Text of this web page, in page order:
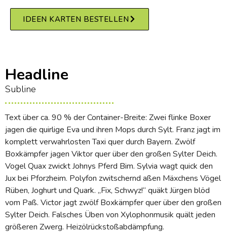
IDEEN KARTEN BESTELLEN
Headline
Subline
Text über ca. 90 % der Container-Breite: Zwei flinke Boxer
jagen die quirlige Eva und ihren Mops durch Sylt. Franz jagt im
komplett verwahrlosten Taxi quer durch Bayern. Zwölf
Boxkämpfer jagen Viktor quer über den großen Sylter Deich.
Vogel Quax zwickt Johnys Pferd Bim. Sylvia wagt quick den
Jux bei Pforzheim. Polyfon zwitschernd aßen Mäxchens Vögel
Rüben, Joghurt und Quark. „Fix, Schwyz!“ quäkt Jürgen blöd
vom Paß. Victor jagt zwölf Boxkämpfer quer über den großen
Sylter Deich. Falsches Üben von Xylophonmusik quält jeden
größeren Zwerg. Heizölrückstoßabdämpfung.